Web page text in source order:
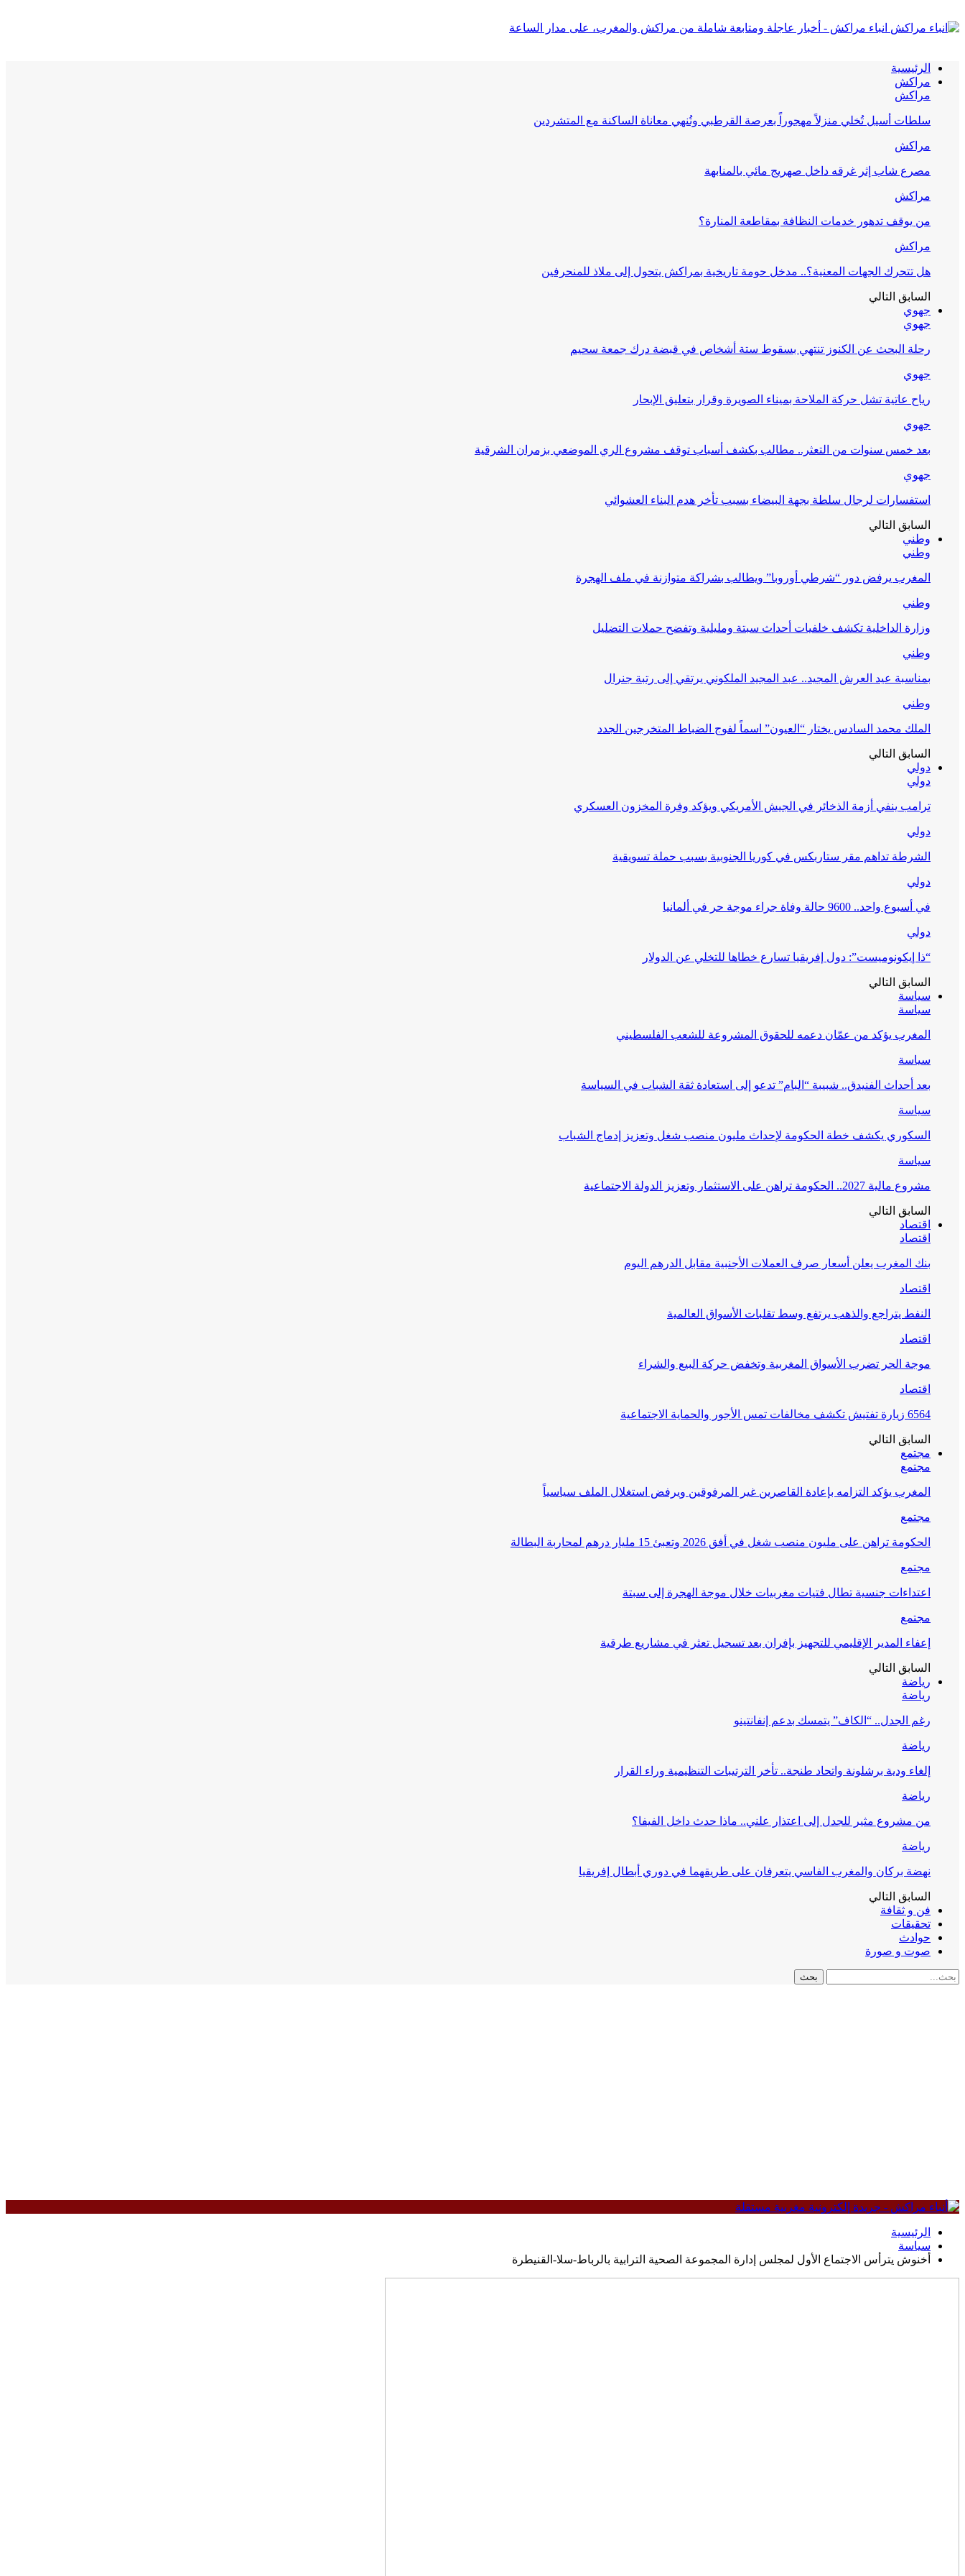
انباء مراكش - أخبار عاجلة ومتابعة شاملة من مراكش والمغرب، على مدار الساعة
الرئيسية
مراكش
مراكش
سلطات أسيل تُخلي منزلاً مهجوراً بعرصة القرطبي وتُنهي معاناة الساكنة مع المتشردين
مراكش
مصرع شاب إثر غرقه داخل صهريج مائي بالمنابهة
مراكش
من يوقف تدهور خدمات النظافة بمقاطعة المنارة؟
مراكش
هل تتحرك الجهات المعنية؟.. مدخل حومة تاريخية بمراكش يتحول إلى ملاذ للمنحرفين
السابق التالي
جهوي
جهوي
رحلة البحث عن الكنوز تنتهي بسقوط ستة أشخاص في قبضة درك جمعة سحيم
جهوي
رياح عاتية تشل حركة الملاحة بميناء الصويرة وقرار بتعليق الإبحار
جهوي
بعد خمس سنوات من التعثر.. مطالب بكشف أسباب توقف مشروع الري الموضعي بزمران الشرقية
جهوي
استفسارات لرجال سلطة بجهة البيضاء بسبب تأخر هدم البناء العشوائي
السابق التالي
وطني
وطني
المغرب يرفض دور “شرطي أوروبا” ويطالب بشراكة متوازنة في ملف الهجرة
وطني
وزارة الداخلية تكشف خلفيات أحداث سبتة ومليلية وتفضح حملات التضليل
وطني
بمناسبة عيد العرش المجيد.. عبد المجيد الملكوني يرتقي إلى رتبة جنرال
وطني
الملك محمد السادس يختار “العيون” اسماً لفوج الضباط المتخرجين الجدد
السابق التالي
دولي
دولي
ترامب ينفي أزمة الذخائر في الجيش الأمريكي ويؤكد وفرة المخزون العسكري
دولي
الشرطة تداهم مقر ستاربكس في كوريا الجنوبية بسبب حملة تسويقية
دولي
في أسبوع واحد.. 9600 حالة وفاة جراء موجة حر في ألمانيا
دولي
“ذا إيكونوميست”: دول إفريقيا تسارع خطاها للتخلي عن الدولار
السابق التالي
سياسة
سياسة
المغرب يؤكد من عمّان دعمه للحقوق المشروعة للشعب الفلسطيني
سياسة
بعد أحداث الفنيدق.. شبيبة “البام” تدعو إلى استعادة ثقة الشباب في السياسة
سياسة
السكوري يكشف خطة الحكومة لإحداث مليون منصب شغل وتعزيز إدماج الشباب
سياسة
مشروع مالية 2027.. الحكومة تراهن على الاستثمار وتعزيز الدولة الاجتماعية
السابق التالي
اقتصاد
اقتصاد
بنك المغرب يعلن أسعار صرف العملات الأجنبية مقابل الدرهم اليوم
اقتصاد
النفط يتراجع والذهب يرتفع وسط تقلبات الأسواق العالمية
اقتصاد
موجة الحر تضرب الأسواق المغربية وتخفض حركة البيع والشراء
اقتصاد
6564 زيارة تفتيش تكشف مخالفات تمس الأجور والحماية الاجتماعية
السابق التالي
مجتمع
مجتمع
المغرب يؤكد التزامه بإعادة القاصرين غير المرفوقين ويرفض استغلال الملف سياسياً
مجتمع
الحكومة تراهن على مليون منصب شغل في أفق 2026 وتعبئ 15 مليار درهم لمحاربة البطالة
مجتمع
اعتداءات جنسية تطال فتيات مغربيات خلال موجة الهجرة إلى سبتة
مجتمع
إعفاء المدير الإقليمي للتجهيز بإفران بعد تسجيل تعثر في مشاريع طرقية
السابق التالي
رياضة
رياضة
رغم الجدل.. “الكاف” يتمسك بدعم إنفانتينو
رياضة
إلغاء ودية برشلونة واتحاد طنجة.. تأخر الترتيبات التنظيمية وراء القرار
رياضة
من مشروع مثير للجدل إلى اعتذار علني.. ماذا حدث داخل الفيفا؟
رياضة
نهضة بركان والمغرب الفاسي يتعرفان على طريقهما في دوري أبطال إفريقيا
السابق التالي
فن و ثقافة
تحقيقات
حوادث
صوت و صورة
الرئيسية
سياسة
أخنوش يترأس الاجتماع الأول لمجلس إدارة المجموعة الصحية الترابية بالرباط-سلا-القنيطرة